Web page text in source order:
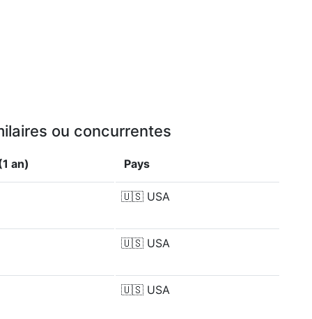
ou concurrentes
an) Pays
🇺🇸 USA
🇺🇸 USA
🇺🇸 USA